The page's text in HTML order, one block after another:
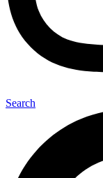
Search